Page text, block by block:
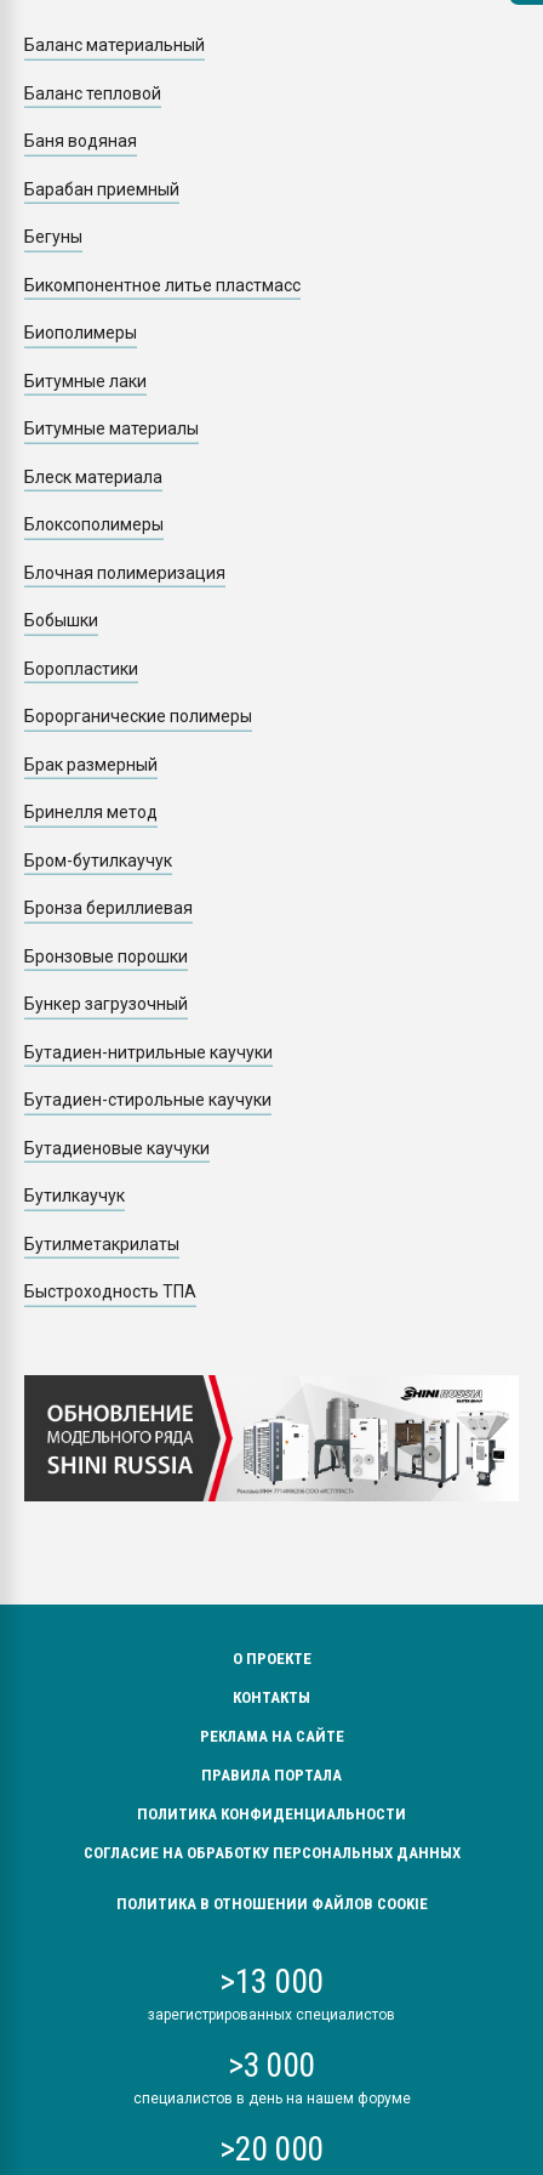
Баланс материальный
Баланс тепловой
Баня водяная
Барабан приемный
Бегуны
Бикомпонентное литье пластмасс
Биополимеры
Битумные лаки
Битумные материалы
Блеск материала
Блоксополимеры
Блочная полимеризация
Бобышки
Боропластики
Борорганические полимеры
Брак размерный
Бринелля метод
Бром-бутилкаучук
Бронза бериллиевая
Бронзовые порошки
Бункер загрузочный
Бутадиен-нитрильные каучуки
Бутадиен-стирольные каучуки
Бутадиеновые каучуки
Бутилкаучук
Бутилметакрилаты
Быстроходность ТПА
О ПРОЕКТЕ
КОНТАКТЫ
РЕКЛАМА НА САЙТЕ
ПРАВИЛА ПОРТАЛА
ПОЛИТИКА КОНФИДЕНЦИАЛЬНОСТИ
СОГЛАСИЕ НА ОБРАБОТКУ ПЕРСОНАЛЬНЫХ ДАННЫХ
ПОЛИТИКА В ОТНОШЕНИИ ФАЙЛОВ COOKIE
>13 000
зарегистрированных специалистов
>3 000
специалистов в день на нашем форуме
>20 000